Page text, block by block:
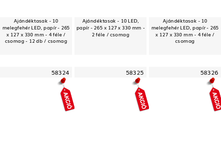
Ajándéktasak - 10
melegfehér LED, papír - 265
x 127 x 330 mm - 4 féle /
csomag - 12 db / csomag
Ajándéktasak - 10 LED,
papír - 265 x 127 x 330 mm -
2 féle / csomag
Ajándéktasak - 10
melegfehér LED, papír - 265
x 127 x 330 mm - 4 féle /
csomag
58324 58325 58326